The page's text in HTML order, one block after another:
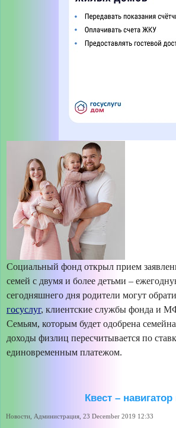
Социальный фонд открыл прием
семей с двумя и более детьми –
сегодняшнего дня родители могут
госуслуг, клиентские службы фонда и
Семьям, которым будет одобрена
доходы физлиц пересчитывается по
единовременным платежом.
Квест –
Новости, Администрация, 23 December 2019 12:33